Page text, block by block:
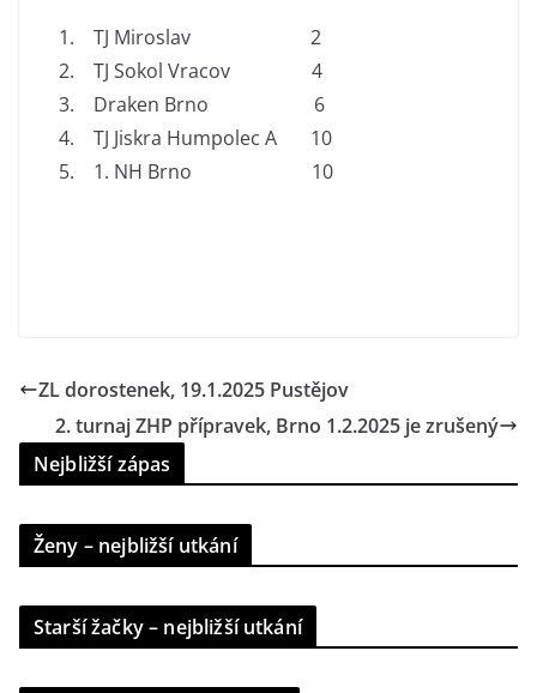
TJ Miroslav 2
TJ Sokol Vracov 4
Draken Brno 6
TJ Jiskra Humpolec A 10
1. NH Brno 10
ZL dorostenek, 19.1.2025 Pustějov
2. turnaj ZHP přípravek, Brno 1.2.2025 je zrušený
Nejbližší zápas
Ženy – nejbližší utkání
Starší žačky – nejbližší utkání